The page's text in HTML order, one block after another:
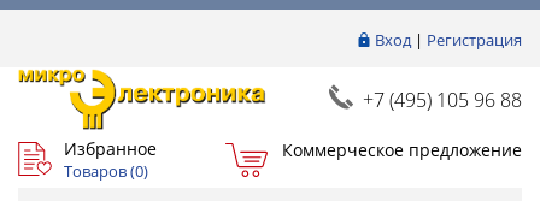
Вход| Регистрация
+7 (495) 105 96 88
Избранное
Товаров (0)
Коммерческое предложение